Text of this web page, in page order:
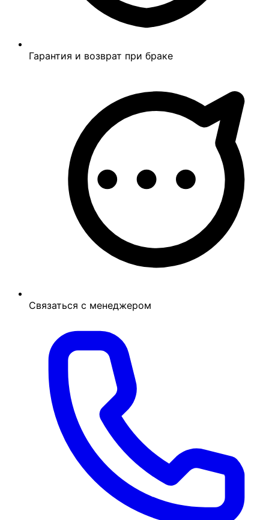
Гарантия и возврат при браке
Связаться с менеджером